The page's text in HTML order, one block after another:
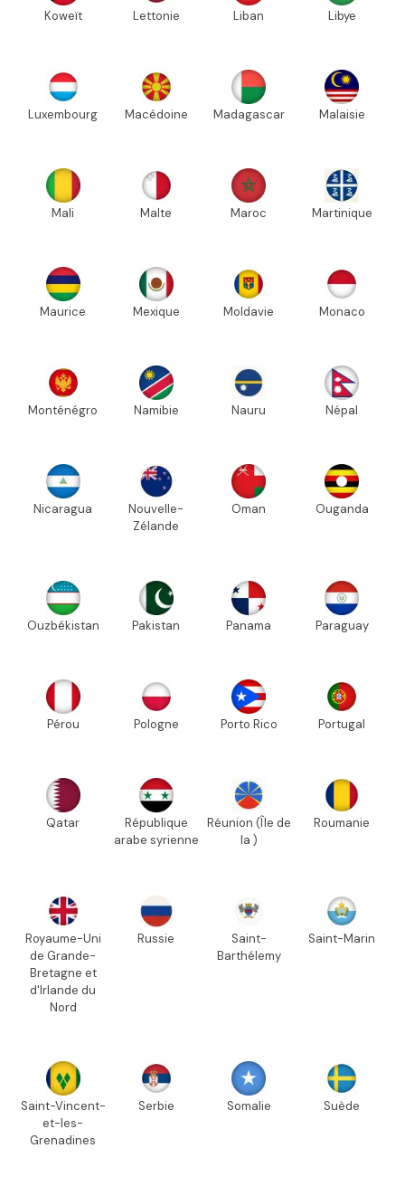
Koweït Lettonie Liban Libye
Luxembourg Macédoine Madagascar Malaisie
Mali Malte Maroc Martinique
Maurice Mexique Moldavie Monaco
Monténégro Namibie Nauru Népal
Nicaragua
Nouvelle-
Zélande
Oman Ouganda
Ouzbékistan Pakistan Panama Paraguay
Pérou Pologne Porto Rico Portugal
Qatar
République
arabe syrienne
Réunion (Île de
la )
Roumanie
Royaume-Uni
de Grande-
Bretagne et
d'Irlande du
Nord
Russie
Saint-
Barthélemy
Saint-Marin
Saint-Vincent-
et-les-
Grenadines
Serbie Somalie Suède